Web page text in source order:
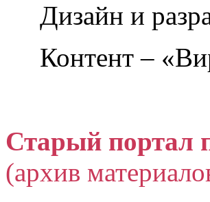
Дизайн и
Контент –
Старый портал
(архив